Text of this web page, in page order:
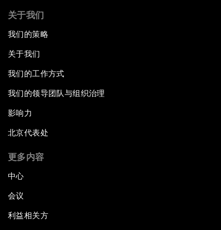
关于我们
我们的策略
关于我们
我们的工作方式
我们的领导团队与组织治理
影响力
北京代表处
更多内容
中心
会议
利益相关方